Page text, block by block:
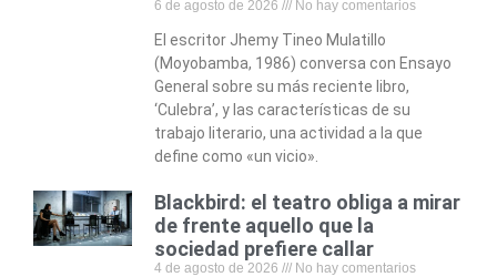
6 de agosto de 2026 No hay comentarios
El escritor Jhemy Tineo Mulatillo
(Moyobamba, 1986) conversa con Ensayo
General sobre su más reciente libro,
‘Culebra’, y las características de su
trabajo literario, una actividad a la que
define como «un vicio».
Blackbird: el teatro obliga a mirar
de frente aquello que la
sociedad prefiere callar
4 de agosto de 2026 No hay comentarios